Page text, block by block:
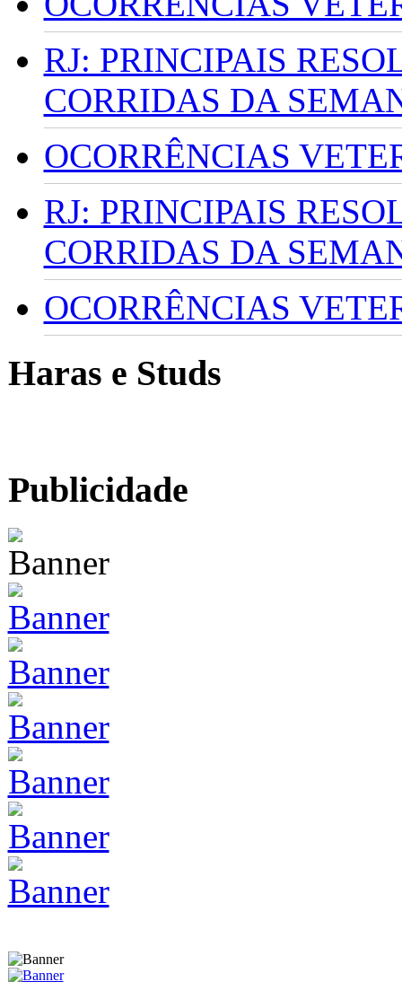
RJ: PRINCIPAIS
CORRIDAS DA
OCORRÊNCIAS
RJ: PRINCIPAIS
CORRIDAS DA
OCORRÊNCIAS
Haras e Studs
Publicidade